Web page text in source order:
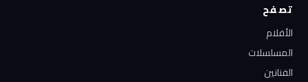
تصفح
الأفلام
المسلسلات
الفنانين